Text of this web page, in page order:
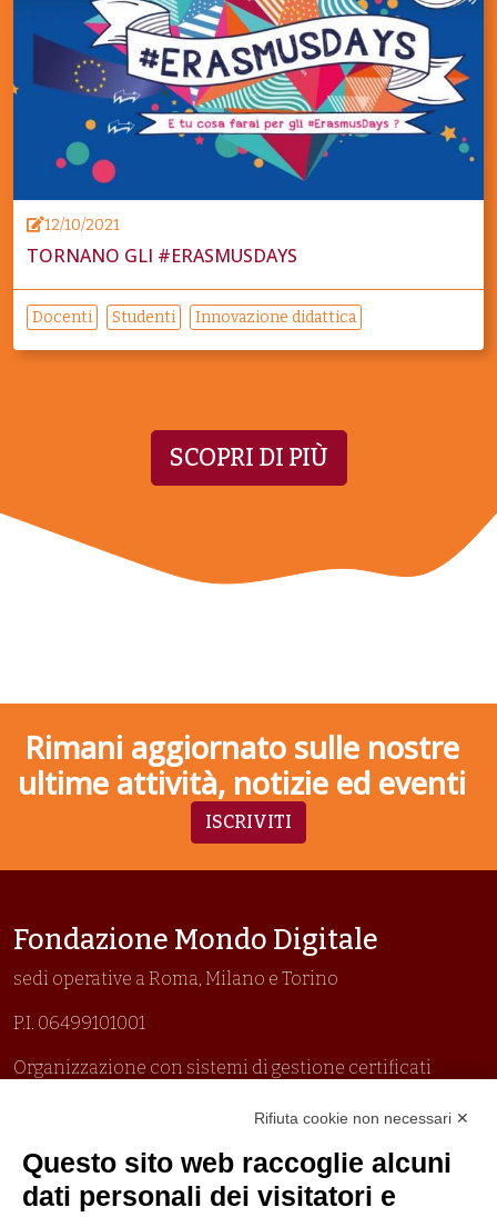
12/10/2021
TORNANO GLI #ERASMUSDAYS
Docenti Studenti Innovazione didattica
SCOPRI DI PIÙ
Rimani aggiornato sulle nostre
ultime attività, notizie ed eventi
ISCRIVITI
Fondazione Mondo Digitale
sedi operative a Roma, Milano e Torino
P.I. 06499101001
Organizzazione con sistemi di gestione certificati
Politica per la parità di genere
Politica antibullismo
Rifiuta cookie non necessari ✕
Questo sito web raccoglie alcuni
dati personali dei visitatori e